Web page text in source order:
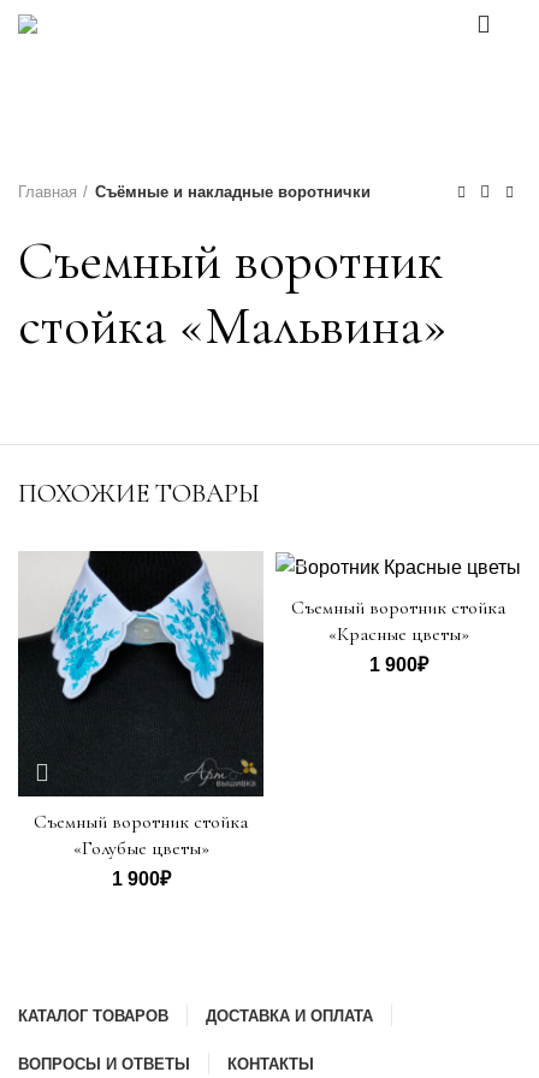
Главная Съёмные и накладные воротнички
Съемный воротник
стойка «Мальвина»
ПОХОЖИЕ ТОВАРЫ
Съемный воротник стойка
«Голубые цветы»
1 900₽
Съемный воротник стойка
«Красные цветы»
1 900₽
КАТАЛОГ ТОВАРОВ ДОСТАВКА И ОПЛАТА
ВОПРОСЫ И ОТВЕТЫ КОНТАКТЫ